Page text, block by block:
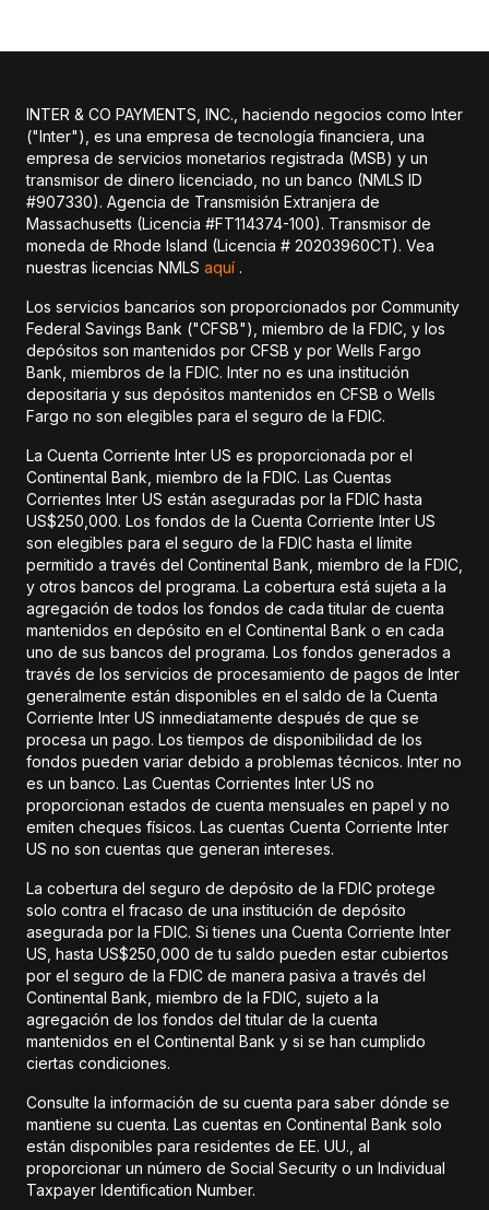
INTER & CO PAYMENTS, INC., haciendo negocios como Inter
("Inter"), es una empresa de tecnología financiera, una
empresa de servicios monetarios registrada (MSB) y un
transmisor de dinero licenciado, no un banco (NMLS ID
#907330). Agencia de Transmisión Extranjera de
Massachusetts (Licencia #FT114374-100). Transmisor de
moneda de Rhode Island (Licencia # 20203960CT). Vea
nuestras licencias NMLS aquí .
Los servicios bancarios son proporcionados por Community
Federal Savings Bank ("CFSB"), miembro de la FDIC, y los
depósitos son mantenidos por CFSB y por Wells Fargo
Bank, miembros de la FDIC. Inter no es una institución
depositaria y sus depósitos mantenidos en CFSB o Wells
Fargo no son elegibles para el seguro de la FDIC.
La Cuenta Corriente Inter US es proporcionada por el
Continental Bank, miembro de la FDIC. Las Cuentas
Corrientes Inter US están aseguradas por la FDIC hasta
US$250,000. Los fondos de la Cuenta Corriente Inter US
son elegibles para el seguro de la FDIC hasta el límite
permitido a través del Continental Bank, miembro de la FDIC,
y otros bancos del programa. La cobertura está sujeta a la
agregación de todos los fondos de cada titular de cuenta
mantenidos en depósito en el Continental Bank o en cada
uno de sus bancos del programa. Los fondos generados a
través de los servicios de procesamiento de pagos de Inter
generalmente están disponibles en el saldo de la Cuenta
Corriente Inter US inmediatamente después de que se
procesa un pago. Los tiempos de disponibilidad de los
fondos pueden variar debido a problemas técnicos. Inter no
es un banco. Las Cuentas Corrientes Inter US no
proporcionan estados de cuenta mensuales en papel y no
emiten cheques físicos. Las cuentas Cuenta Corriente Inter
US no son cuentas que generan intereses.
La cobertura del seguro de depósito de la FDIC protege
solo contra el fracaso de una institución de depósito
asegurada por la FDIC. Si tienes una Cuenta Corriente Inter
US, hasta US$250,000 de tu saldo pueden estar cubiertos
por el seguro de la FDIC de manera pasiva a través del
Continental Bank, miembro de la FDIC, sujeto a la
agregación de los fondos del titular de la cuenta
mantenidos en el Continental Bank y si se han cumplido
ciertas condiciones.
Consulte la información de su cuenta para saber dónde se
mantiene su cuenta. Las cuentas en Continental Bank solo
están disponibles para residentes de EE. UU., al
proporcionar un número de Social Security o un Individual
Taxpayer Identification Number.